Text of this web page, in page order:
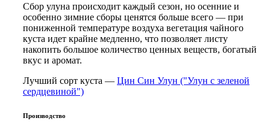
Сбор улуна происходит каждый сезон, но осенние и
особенно зимние сборы ценятся больше всего — при
пониженной температуре воздуха вегетация чайного
куста идет крайне медленно, что позволяет листу
накопить большое количество ценных веществ, богатый
вкус и аромат.
Лучший сорт куста — Цин Син Улун ("Улун с зеленой
сердцевиной")
Производство